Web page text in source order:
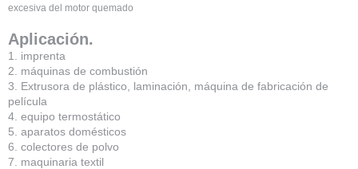
excesiva del motor quemado
Aplicación.
1. imprenta
2. máquinas de combustión
3. Extrusora de plástico, laminación, máquina de fabricación de
película
4. equipo termostático
5. aparatos domésticos
6. colectores de polvo
7. maquinaria textil